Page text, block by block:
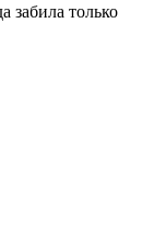
забила только